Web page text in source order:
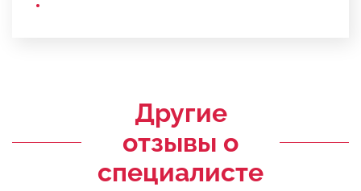
Другие
отзывы о
специалисте